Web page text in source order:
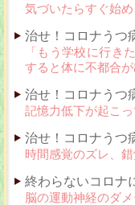
気づいたらすぐ始
治せ！コロナうつ
「もう学校に行き
すると体に不都合が
治せ！コロナうつ
記憶力低下が起こ
治せ！コロナうつ
時間感覚のズレ、
終わらないコロナ
脳の運動神経のダ